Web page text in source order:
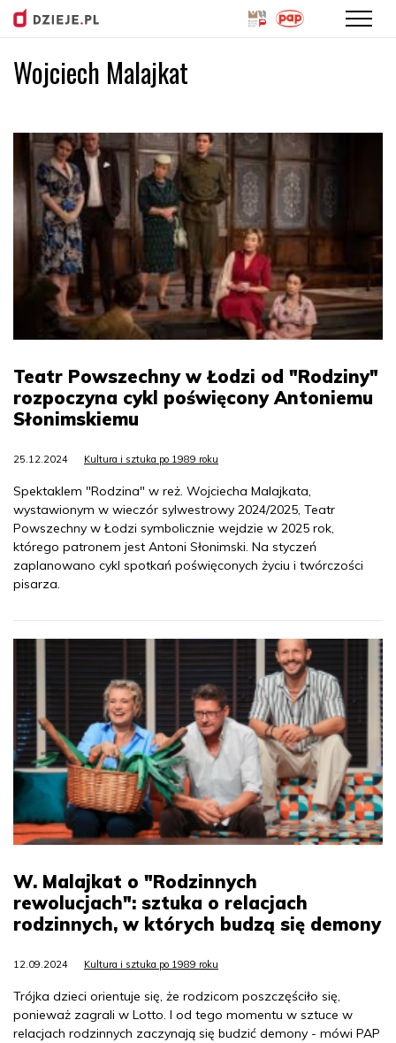
Wojciech Malajkat
Teatr Powszechny w Łodzi od "Rodziny"
rozpoczyna cykl poświęcony Antoniemu
Słonimskiemu
25.12.2024 Kultura i sztuka po 1989 roku
Spektaklem "Rodzina" w reż. Wojciecha Malajkata,
wystawionym w wieczór sylwestrowy 2024/2025, Teatr
Powszechny w Łodzi symbolicznie wejdzie w 2025 rok,
którego patronem jest Antoni Słonimski. Na styczeń
zaplanowano cykl spotkań poświęconych życiu i twórczości
pisarza.
W. Malajkat o "Rodzinnych
rewolucjach": sztuka o relacjach
rodzinnych, w których budzą się demony
12.09.2024 Kultura i sztuka po 1989 roku
Trójka dzieci orientuje się, że rodzicom poszczęściło się,
ponieważ zagrali w Lotto. I od tego momentu w sztuce w
relacjach rodzinnych zaczynają się budzić demony - mówi PAP